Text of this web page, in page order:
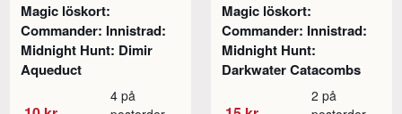
Magic löskort:
Commander: Innistrad:
Midnight Hunt: Dimir
Aqueduct
4 på
Magic löskort:
Commander: Innistrad:
Midnight Hunt:
Darkwater Catacombs
2 på